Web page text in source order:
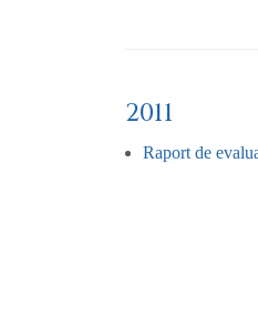
2011
Raport de